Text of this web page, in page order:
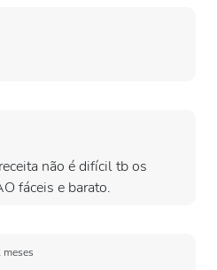
não é difícil tb os
fáceis e barato.
meses